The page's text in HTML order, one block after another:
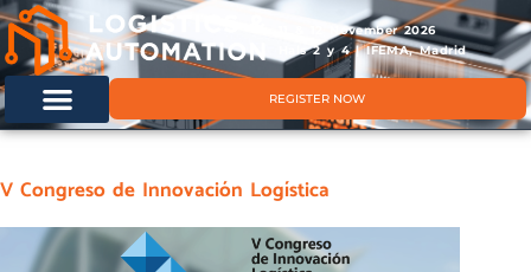
11 & 12 November 2026
Hals 2 y 4 | IFEMA, Madrid
REGISTER NOW
V Congreso de Innovación Logística